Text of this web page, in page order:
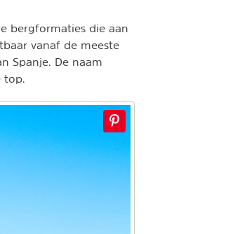
bergformaties die aan
vanaf de meeste
Spanje. De naam
top.